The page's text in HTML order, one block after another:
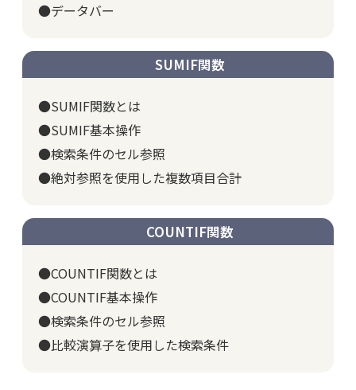
●データバー
SUMIF関数
●SUMIF関数とは
●SUMIF基本操作
●検索条件のセル参照
●絶対参照を使用した複数項目合計
COUNTIF関数
●COUNTIF関数とは
●COUNTIF基本操作
●検索条件のセル参照
●比較演算子を使用した検索条件